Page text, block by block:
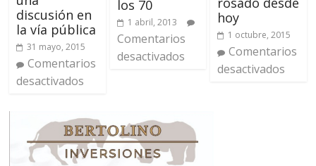
discusión en
la vía pública
31 mayo, 2015
Comentarios
desactivados
los 70
1 abril, 2013
Comentarios
desactivados
hoy
1 octubre, 2015
Comentarios
desactivados